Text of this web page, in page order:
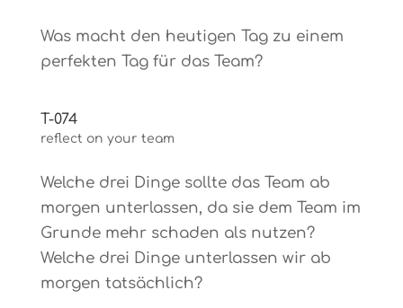
Was macht den heutigen Tag zu einem
perfekten Tag für das Team?
T-074
reflect on your team
Welche drei Dinge sollte das Team ab
morgen unterlassen, da sie dem Team im
Grunde mehr schaden als nutzen?
Welche drei Dinge unterlassen wir ab
morgen tatsächlich?